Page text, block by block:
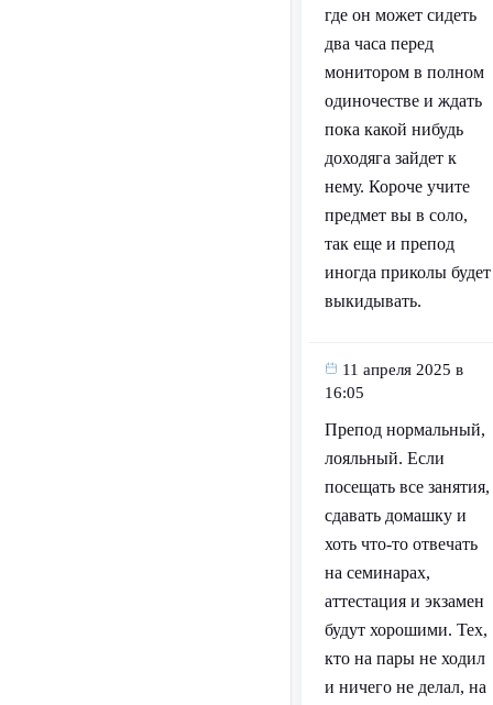
где он может сидеть
два часа перед
монитором в полном
одиночестве и ждать
пока какой нибудь
доходяга зайдет к
нему. Короче учите
предмет вы в соло,
так еще и препод
иногда приколы будет
выкидывать.
11 апреля 2025 в
16:05
Препод нормальный,
лояльный. Если
посещать все занятия,
сдавать домашку и
хоть что-то отвечать
на семинарах,
аттестация и экзамен
будут хорошими. Тех,
кто на пары не ходил
и ничего не делал, на